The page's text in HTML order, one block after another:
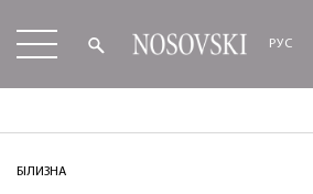
РУС
БІЛИЗНА